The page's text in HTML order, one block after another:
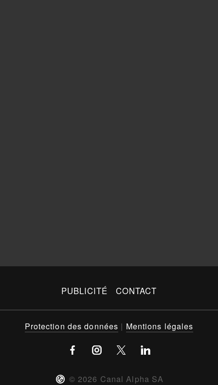
PUBLICITÉ CONTACT
© 2026 Canal Alpha SA
Protection des données | Mentions légales